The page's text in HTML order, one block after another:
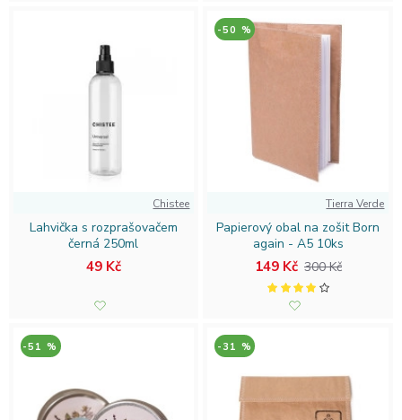
Chistee
Lahvička s rozprašovačem
černá 250ml
49 Kč
-50 %
Tierra Verde
Papierový obal na zošit Born
again - A5 10ks
149 Kč 300 Kč
-51 % -31 %